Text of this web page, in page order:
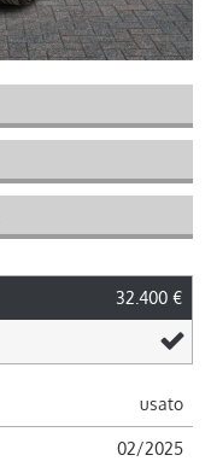
32.400 €
usato
02/2025